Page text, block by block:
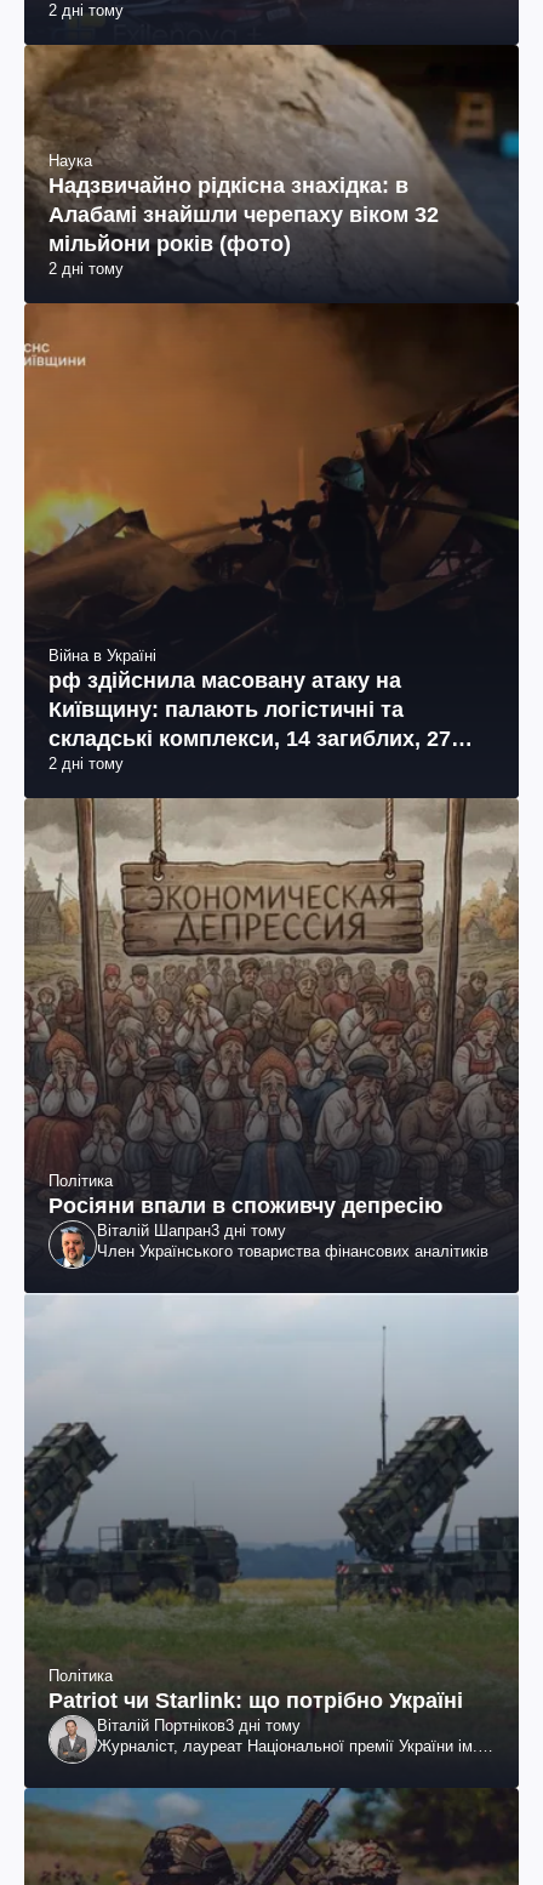
2 дні тому
Наука
Надзвичайно рідкісна знахідка: в
Алабамі знайшли черепаху віком 32
мільйони років (фото)
2 дні тому
Війна в Україні
рф здійснила масовану атаку на
Київщину: палають логістичні та
складські комплекси, 14 загиблих, 27
поранених (фото, відео)
2 дні тому
Політика
Росіяни впали в споживчу депресію
Віталій Шапран3 дні тому
Член Українського товариства фінансових аналітиків
Політика
Patriot чи Starlink: що потрібно Україні
Віталій Портніков3 дні тому
Журналіст, лауреат Національної премії України ім.